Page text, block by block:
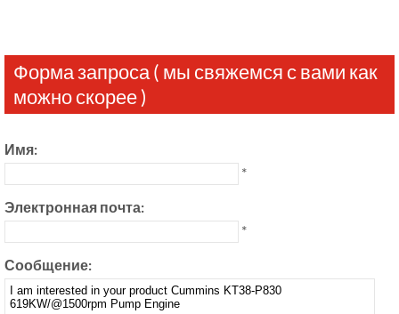
Форма запроса ( мы свяжемся с вами как
можно скорее )
Имя:
*
Электронная почта:
*
Сообщение: